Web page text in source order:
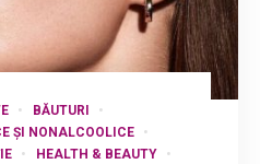
BĂUTURI
ȘI NONALCOOLICE
HEALTH & BEAUTY